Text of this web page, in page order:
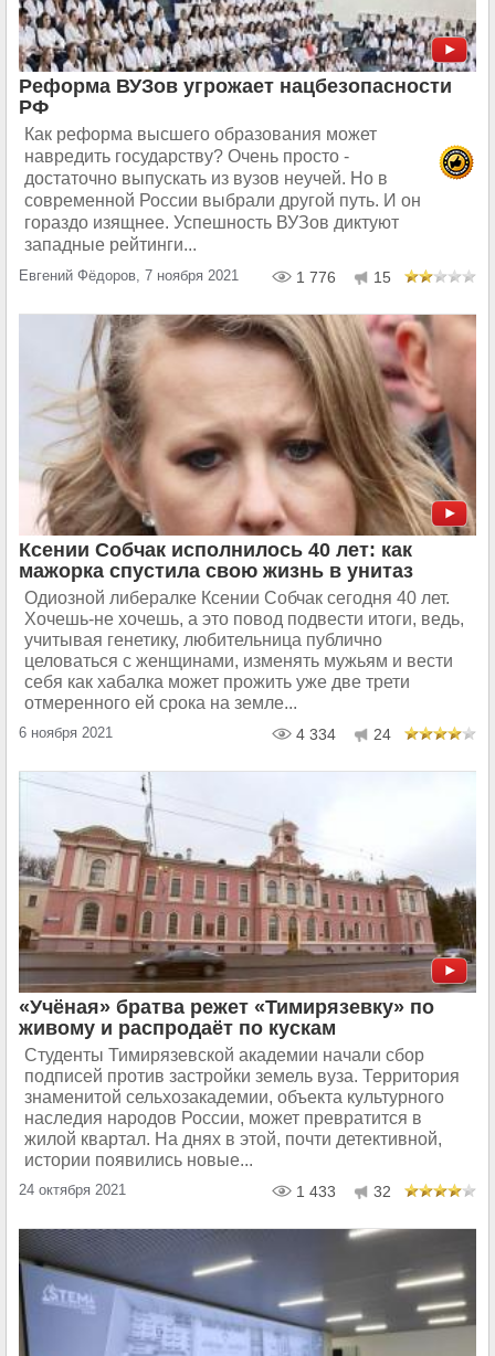
Реформа ВУЗов угрожает нацбезопасности
РФ
Как реформа высшего образования может
навредить государству? Очень просто -
достаточно выпускать из вузов неучей. Но в
современной России выбрали другой путь. И он
гораздо изящнее. Успешность ВУЗов диктуют
западные рейтинги...
Евгений Фёдоров, 7 ноября 2021 1 776 15
Ксении Собчак исполнилось 40 лет: как
мажорка спустила свою жизнь в унитаз
Одиозной либералке Ксении Собчак сегодня 40 лет.
Хочешь-не хочешь, а это повод подвести итоги, ведь,
учитывая генетику, любительница публично
целоваться с женщинами, изменять мужьям и вести
себя как хабалка может прожить уже две трети
отмеренного ей срока на земле...
6 ноября 2021 4 334 24
«Учёная» братва режет «Тимирязевку» по
живому и распродаёт по кускам
Студенты Тимирязевской академии начали сбор
подписей против застройки земель вуза. Территория
знаменитой сельхозакадемии, объекта культурного
наследия народов России, может превратится в
жилой квартал. На днях в этой, почти детективной,
истории появились новые...
24 октября 2021 1 433 32